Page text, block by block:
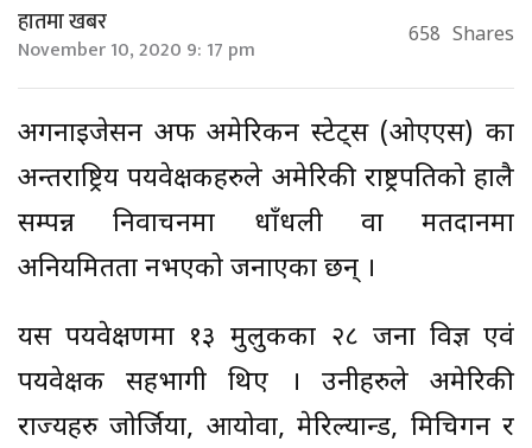
हातमा खबर
November 10, 2020 9: 17 pm 658 Shares
अर्गनाइजेसन अफ अमेरिकन स्टेट्स (ओएएस) का
अन्तर्राष्ट्रिय पर्यवेक्षकहरुले अमेरिकी राष्ट्रपतिको हालै
सम्पन्न निर्वाचनमा धाँधली वा मतदानमा
अनियमितता नभएको जनाएका छन् ।
यस पर्यवेक्षणमा १३ मुलुकका २८ जना विज्ञ एवं
पर्यवेक्षक सहभागी थिए । उनीहरुले अमेरिकी
राज्यहरु जोर्जिया, आयोवा, मेरिल्यान्ड, मिचिगन र